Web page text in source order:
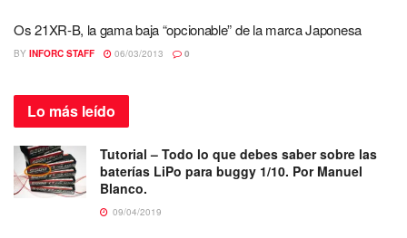
Os 21XR-B, la gama baja “opcionable” de la marca Japonesa
BY INFORC STAFF 06/03/2013 0
Lo más leído
Tutorial – Todo lo que debes saber sobre las
baterías LiPo para buggy 1/10. Por Manuel
Blanco.
09/04/2019